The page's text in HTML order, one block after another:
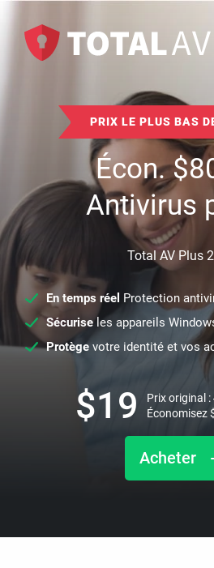
PRIX LE PLUS BAS
Écon.$
Antivirus
Total AV Plus
En temps réel Protection
Sécuriseles appareils
Protège votre identité et vos
Acheter
$19 Prix original :
Économisez